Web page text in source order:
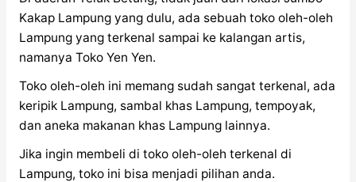
Kakap Lampung yang dulu, ada sebuah toko oleh-oleh
Lampung yang terkenal sampai ke kalangan artis,
namanya Toko Yen Yen.
Toko oleh-oleh ini memang sudah sangat terkenal, ada
keripik Lampung, sambal khas Lampung, tempoyak,
dan aneka makanan khas Lampung lainnya.
Jika ingin membeli di toko oleh-oleh terkenal di
Lampung, toko ini bisa menjadi pilihan anda.